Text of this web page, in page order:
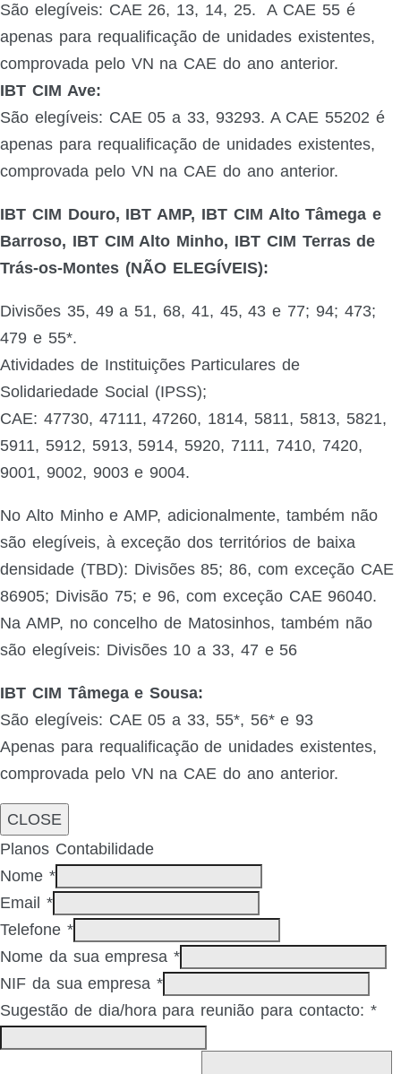
São elegíveis: CAE 26, 13, 14, 25. A CAE 55 é
apenas para requalificação de unidades existentes,
comprovada pelo VN na CAE do ano anterior.
IBT CIM Ave:
São elegíveis: CAE 05 a 33, 93293. A CAE 55202 é
apenas para requalificação de unidades existentes,
comprovada pelo VN na CAE do ano anterior.
IBT CIM Douro, IBT AMP, IBT CIM Alto Tâmega e
Barroso, IBT CIM Alto Minho, IBT CIM Terras de
Trás-os-Montes (NÃO ELEGÍVEIS):
Divisões 35, 49 a 51, 68, 41, 45, 43 e 77; 94; 473;
479 e 55*.
Atividades de Instituições Particulares de
Solidariedade Social (IPSS);
CAE: 47730, 47111, 47260, 1814, 5811, 5813, 5821,
5911, 5912, 5913, 5914, 5920, 7111, 7410, 7420,
9001, 9002, 9003 e 9004.
No Alto Minho e AMP, adicionalmente, também não
são elegíveis, à exceção dos territórios de baixa
densidade (TBD): Divisões 85; 86, com exceção CAE
86905; Divisão 75; e 96, com exceção CAE 96040.
Na AMP, no concelho de Matosinhos, também não
são elegíveis: Divisões 10 a 33, 47 e 56
IBT CIM Tâmega e Sousa:
São elegíveis: CAE 05 a 33, 55*, 56* e 93
Apenas para requalificação de unidades existentes,
comprovada pelo VN na CAE do ano anterior.
CLOSE
Planos Contabilidade
Nome *
Email *
Telefone *
Nome da sua empresa*
NIF da sua empresa*
Sugestão de dia/hora para reunião para contacto: *